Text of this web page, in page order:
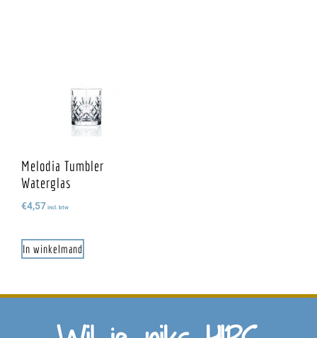
Melodia Tumbler
Waterglas
€4,57 incl. btw
In winkelmand